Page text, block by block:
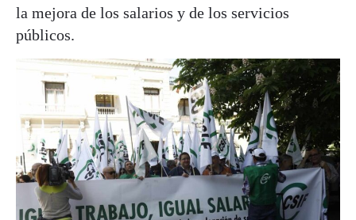
la mejora de los salarios y de los servicios
públicos.